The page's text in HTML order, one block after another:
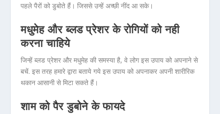
पहले पैरों को डुबोते हैं। जिससे उन्‍हें अच्‍छी नींद आ सके।
मधुमेह और ब्लड प्रेशर के रोगियों को नही
करना चाहिये
जिन्हें ब्लड प्रेशर और मधुमेह की समस्या है, वे लोग इस उपाय को अपनाने से
बचें. इस तरह हमारे द्वारा बताये गये इस उपाय को अपनाकर अपनी शारीरिक
थकान आसानी से मिटा सकते हैं।
शाम को पैर डुबोने के फायदे